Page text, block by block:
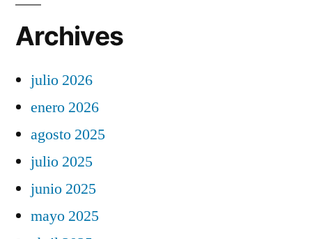
Archives
julio 2026
enero 2026
agosto 2025
julio 2025
junio 2025
mayo 2025